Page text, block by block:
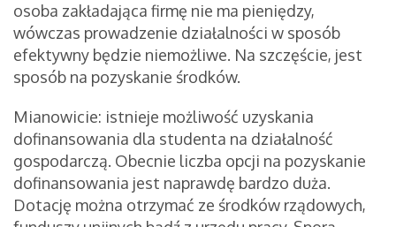
osoba zakładająca firmę nie ma pieniędzy,
wówczas prowadzenie działalności w sposób
efektywny będzie niemożliwe. Na szczęście, jest
sposób na pozyskanie środków.
Mianowicie: istnieje możliwość uzyskania
dofinansowania dla studenta na działalność
gospodarczą. Obecnie liczba opcji na pozyskanie
dofinansowania jest naprawdę bardzo duża.
Dotację można otrzymać ze środków rządowych,